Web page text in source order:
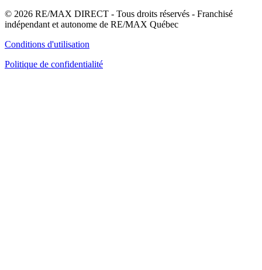
© 2026 RE/MAX DIRECT - Tous droits réservés - Franchisé
indépendant et autonome de RE/MAX Québec
Conditions d'utilisation
Politique de confidentialité